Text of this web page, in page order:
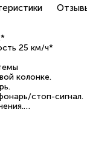
25 км/ч*
колонке.
стоп-сигнал.
платформе.
скорость